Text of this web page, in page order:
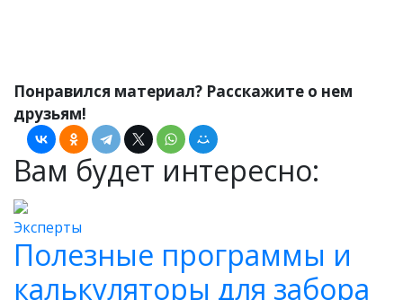
Понравился материал? Расскажите о нем
друзьям!
Вам будет интересно:
Эксперты
Полезные программы и
калькуляторы для забора